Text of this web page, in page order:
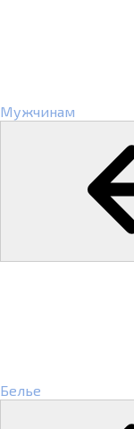
Мужчинам
Белье